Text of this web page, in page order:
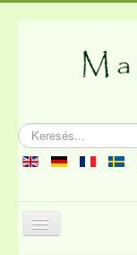
Keresés...
Navigáció